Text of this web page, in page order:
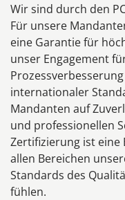
Wir sind durch den
Für unsere
eine Garantie für
unser Engagement
internationaler
Mandanten auf
und professionellen
Zertifizierung ist eine
allen Bereichen
Standards des
fühlen.